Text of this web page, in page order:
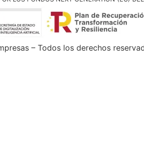
– Todos los derechos